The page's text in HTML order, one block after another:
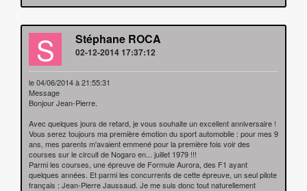
S Stéphane ROCA
02-12-2014 17:37:12
le 04/06/2014 à 21:55:31
Message
Bonjour Jean-Pierre.
Avec quelques jours de retard, je vous souhaite un excellent anniversaire !
Vous serez toujours ma première émotion du sport automobile : pour mes 9
ans, mes parents m'avaient emmené pour la première fois voir des
courses sur le circuit de Nogaro en... juillet 1979 !!!
Parmi les courses, une épreuve de Formule Aurora, des F1 ayant
quelques années. Et parmi les concurrents de cette épreuve, un seul pilote
français : Jean-Pierre Jaussaud. Je me suis donc tout naturellement